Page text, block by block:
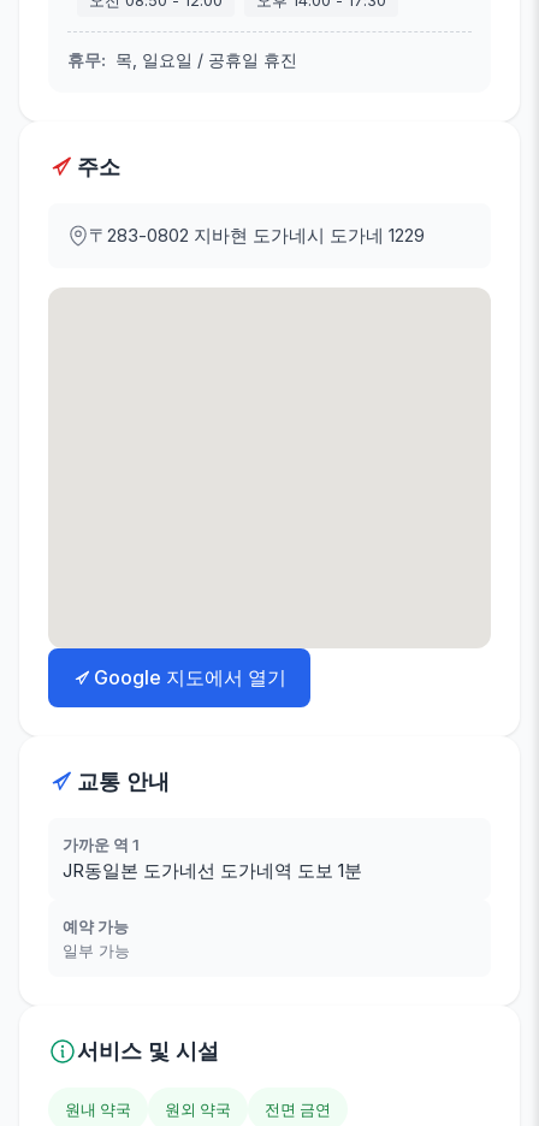
휴무: 목, 일요일 / 공휴일 휴진
주소
〒283-0802 지바현 도가네시 도가네 1229
Google 지도에서 열기
교통 안내
가까운 역 1
JR동일본 도가네선 도가네역 도보 1분
예약 가능
일부 가능
서비스 및 시설
원내 약국 원외 약국 전면 금연